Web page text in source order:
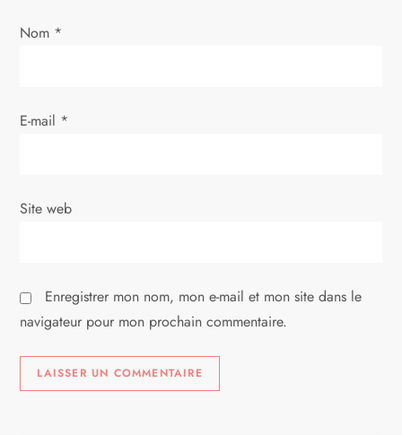
’
r
i
l
e
Nom *
E-mail *
Site web
Enregistrer mon nom, mon e-mail et mon site dans le
navigateur pour mon prochain commentaire.